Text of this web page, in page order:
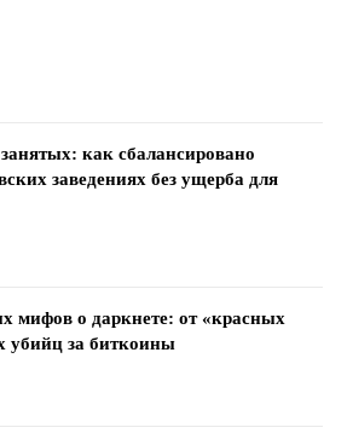
как сбалансировано
заведениях без ущерба для
мифов о даркнете: от «красных
убийц за биткоины